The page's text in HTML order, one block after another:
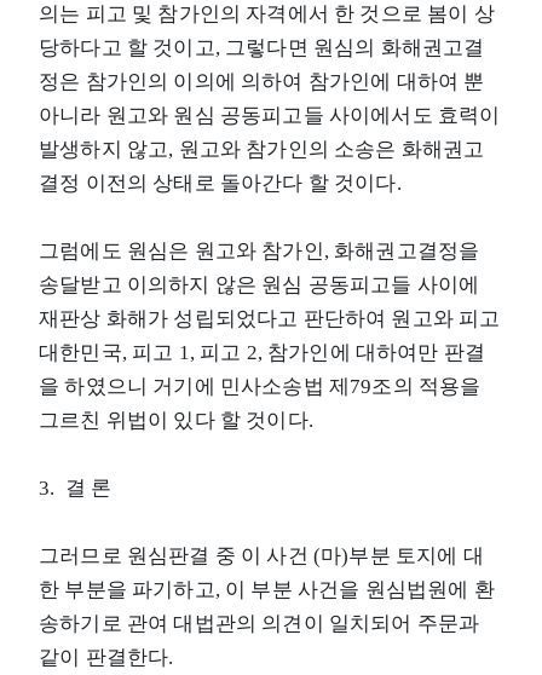
의는 피고 및 참가인의 자격에서 한 것으로 봄이 상
당하다고 할 것이고, 그렇다면 원심의 화해권고결
정은 참가인의 이의에 의하여 참가인에 대하여 뿐
아니라 원고와 원심 공동피고들 사이에서도 효력이
발생하지 않고, 원고와 참가인의 소송은 화해권고
결정 이전의 상태로 돌아간다 할 것이다.
그럼에도 원심은 원고와 참가인, 화해권고결정을
송달받고 이의하지 않은 원심 공동피고들 사이에
재판상 화해가 성립되었다고 판단하여 원고와 피고
대한민국, 피고 1, 피고 2, 참가인에 대하여만 판결
을 하였으니 거기에 민사소송법 제79조의 적용을
그르친 위법이 있다 할 것이다.
3. 결 론
그러므로 원심판결 중 이 사건 (마)부분 토지에 대
한 부분을 파기하고, 이 부분 사건을 원심법원에 환
송하기로 관여 대법관의 의견이 일치되어 주문과
같이 판결한다.